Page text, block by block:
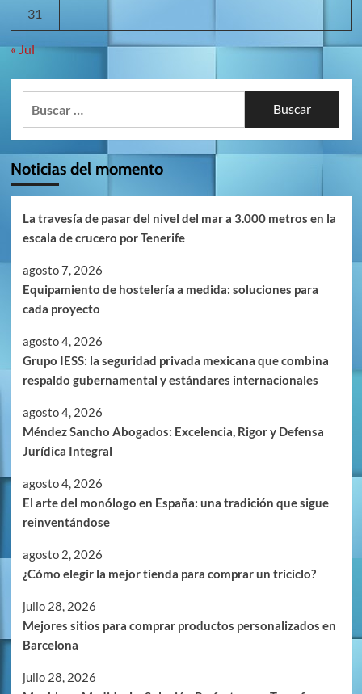
31
« Jul
Noticias del momento
La travesía de pasar del nivel del mar a 3.000 metros en la
escala de crucero por Tenerife
agosto 7, 2026
Equipamiento de hostelería a medida: soluciones para
cada proyecto
agosto 4, 2026
Grupo IESS: la seguridad privada mexicana que combina
respaldo gubernamental y estándares internacionales
agosto 4, 2026
Méndez Sancho Abogados: Excelencia, Rigor y Defensa
Jurídica Integral
agosto 4, 2026
El arte del monólogo en España: una tradición que sigue
reinventándose
agosto 2, 2026
¿Cómo elegir la mejor tienda para comprar un triciclo?
julio 28, 2026
Mejores sitios para comprar productos personalizados en
Barcelona
julio 28, 2026